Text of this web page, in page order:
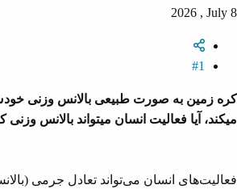
و
2026 , July 8
#1
کره زمین به صورت طبیعی بالانس وزنی
میکند، آیا فعالیت انسان میتواند بالانس
فعالیت‌های انسان می‌تواند تعادل جرمی